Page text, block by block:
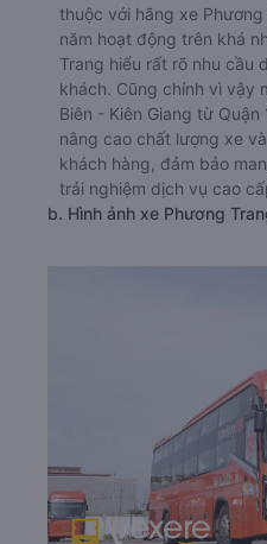
thuộc với hãng xe
năm hoạt động trên khá
Trang hiểu rất rõ nhu cầu
khách. Cũng chính vì vậy
Biên - Kiên Giang từ
nâng cao chất lượng xe
khách hàng, đảm bảo
trải nghiệm dịch vụ cao
b. Hình ảnh xe Phương